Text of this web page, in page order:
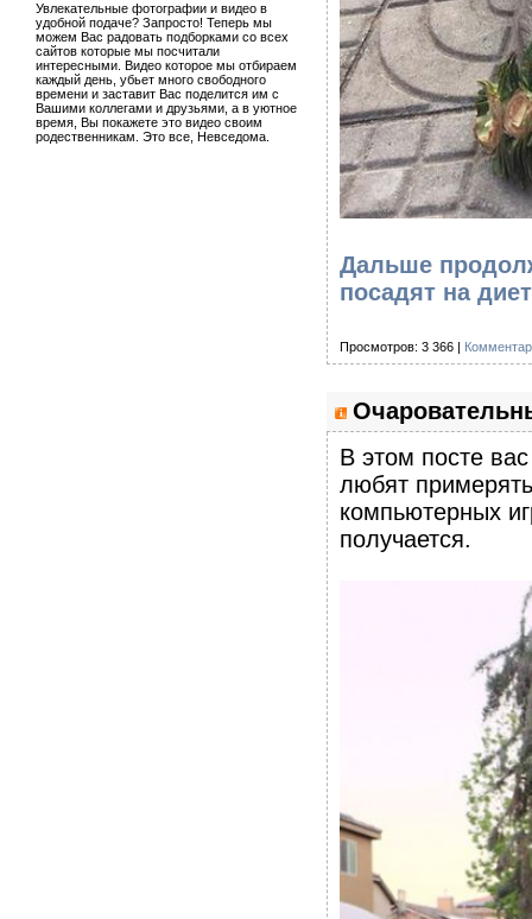
Увлекательные фотографии и видео в
удобной подаче? Запросто! Теперь мы
можем Вас радовать подборками со всех
сайтов которые мы посчитали
интересными. Видео которое мы отбираем
каждый день, убьет много свободного
времени и заставит Вас поделится им с
Вашими коллегами и друзьями, а в уютное
время, Вы покажете это видео своим
родественникам. Это все, Невседома.
Дальше
посадят на
Просмотров: 3 366 |
В этом посте
любят
компьютерных
получается.